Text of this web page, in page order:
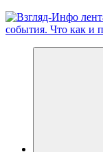
Обо всем и обо